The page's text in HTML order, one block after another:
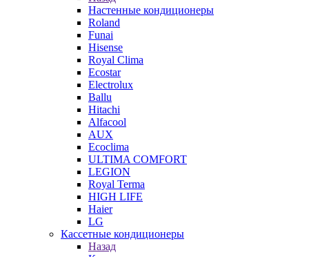
Настенные кондиционеры
Roland
Funai
Hisense
Royal Clima
Ecostar
Electrolux
Ballu
Hitachi
Alfacool
AUX
Ecoclima
ULTIMA COMFORT
LEGION
Royal Terma
HIGH LIFE
Haier
LG
Кассетные кондиционеры
Назад